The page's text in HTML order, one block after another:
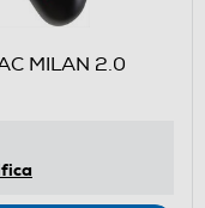
MILAN 2.0